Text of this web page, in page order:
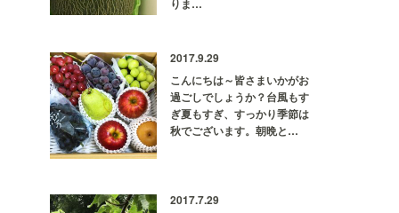
りま…
2017.9.29
こんにちは～皆さまいかがお
過ごしでしょうか？台風もす
ぎ夏もすぎ、すっかり季節は
秋でございます。朝晩と…
2017.7.29